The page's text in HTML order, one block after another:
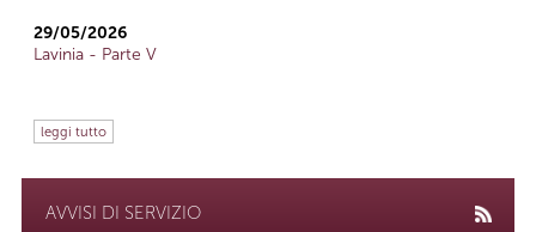
29/05/2026
Lavinia - Parte V
leggi tutto
AVVISI DI SERVIZIO